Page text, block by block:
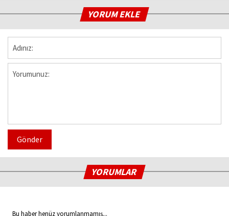
YORUM EKLE
Gönder
YORUMLAR
Bu haber henüz yorumlanmamış...